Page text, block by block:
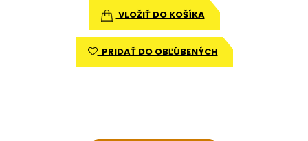
VLOŽIŤ DO KOŠÍKA
PRIDAŤ DO OBĽÚBENÝCH